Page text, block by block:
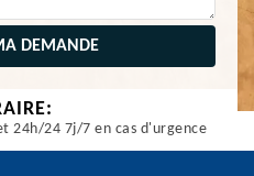
24h/24 7j/7 en cas d'urgence